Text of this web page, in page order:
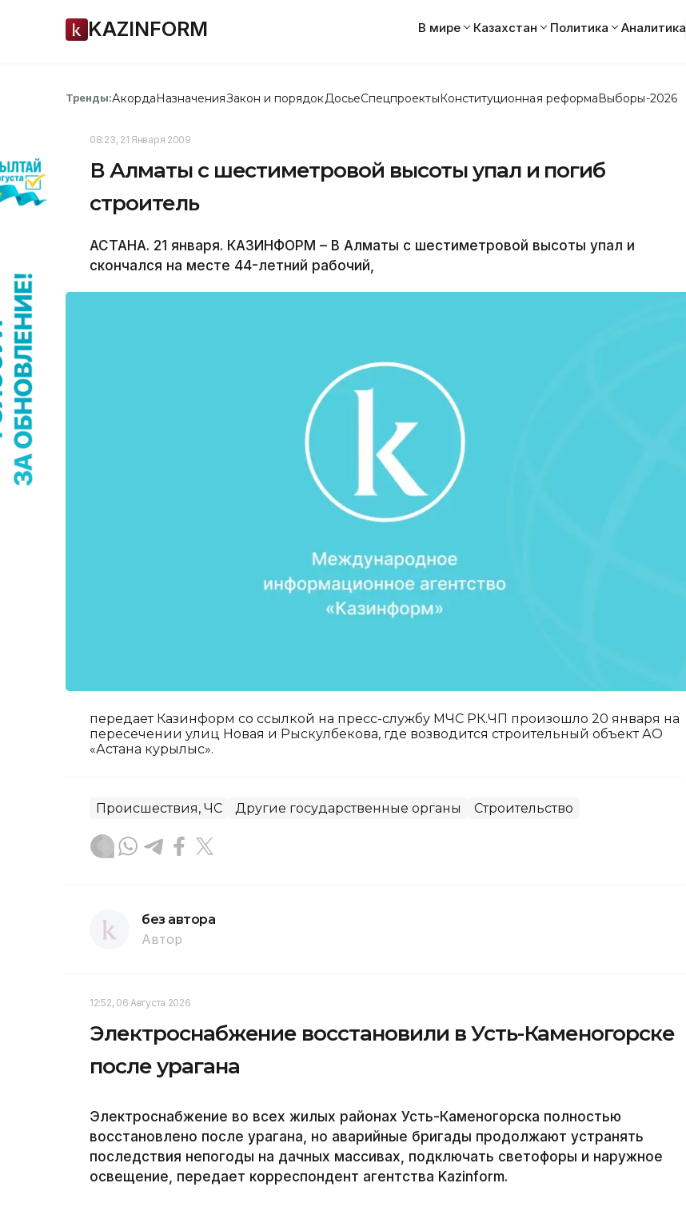
KAZINFORM В мире Казахстан Политика Аналитика
Тренды:АкордаНазначенияЗакон и порядок ДосьеСпецпроектыКонституционная реформаВыборы-2026
08:23, 21 Января 2009
В Алматы с шестиметровой высоты упал и погиб
строитель
АСТАНА. 21 января. КАЗИНФОРМ – В Алматы с шестиметровой высоты упал и
скончался на месте 44-летний рабочий,
передает Казинформ со ссылкой на пресс-службу МЧС РК.ЧП произошло 20 января на
пересечении улиц Новая и Рыскулбекова, где возводится строительный объект АО
«Астана курылыс».
Происшествия, ЧС Другие государственные органы Строительство
без автора
Автор
12:52, 06 Августа 2026
Электроснабжение восстановили в Усть-Каменогорске
после урагана
Электроснабжение во всех жилых районах Усть-Каменогорска полностью
восстановлено после урагана, но аварийные бригады продолжают устранять
последствия непогоды на дачных массивах, подключать светофоры и наружное
освещение, передает корреспондент агентства Kazinform.